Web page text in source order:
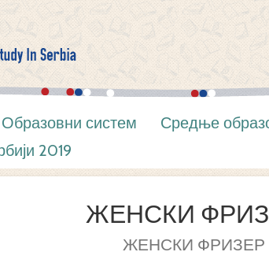
Образовни систем Средње
2019
ЖЕНСКИ
ЖЕНСКИ ФРИЗЕР